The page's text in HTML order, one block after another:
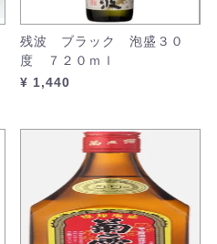
残波 ブラック 泡盛３０
度 ７２０ｍｌ
¥ 1,440